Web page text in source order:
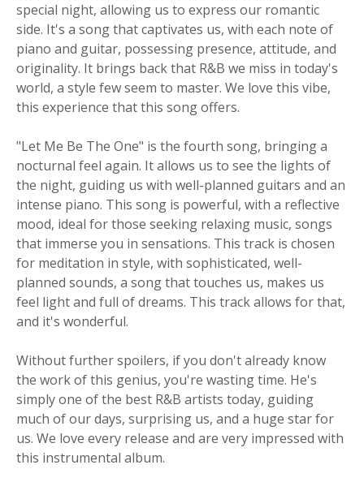
special night, allowing us to express our romantic
side. It's a song that captivates us, with each note of
piano and guitar, possessing presence, attitude, and
originality. It brings back that R&B we miss in today's
world, a style few seem to master. We love this vibe,
this experience that this song offers.
"Let Me Be The One" is the fourth song, bringing a
nocturnal feel again. It allows us to see the lights of
the night, guiding us with well-planned guitars and an
intense piano. This song is powerful, with a reflective
mood, ideal for those seeking relaxing music, songs
that immerse you in sensations. This track is chosen
for meditation in style, with sophisticated, well-
planned sounds, a song that touches us, makes us
feel light and full of dreams. This track allows for that,
and it's wonderful.
Without further spoilers, if you don't already know
the work of this genius, you're wasting time. He's
simply one of the best R&B artists today, guiding
much of our days, surprising us, and a huge star for
us. We love every release and are very impressed with
this instrumental album.